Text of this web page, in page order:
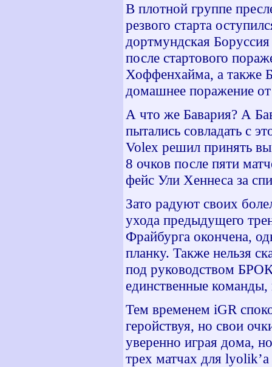
В плотной группе
резвого старта
дортмундская
после стартового
Хоффенхайма, а также
домашнее поражение
А что же Бавария? А
пытались совладать с
Volex решил принять
8 очков после пяти
фейс Ули Хеннеса за
Зато радуют своих
ухода предыдущего
Фрайбурга окончена,
планку. Также нельзя
под руководством
единственные
Тем временем iGR
геройствуя, но свои
уверенно играя дома,
трех матчах для lyolik’a